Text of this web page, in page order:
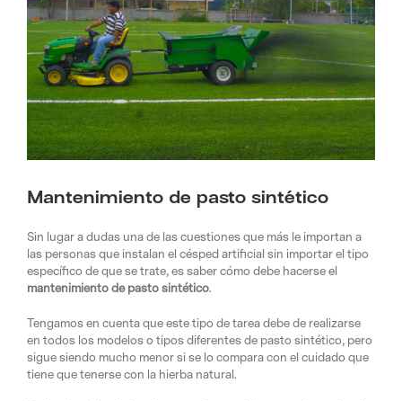
Mantenimiento de pasto sintético
Sin lugar a dudas una de las cuestiones que más le importan a
las personas que instalan el césped artificial sin importar el tipo
específico de que se trate, es saber cómo debe hacerse el
mantenimiento de pasto sintético.
Tengamos en cuenta que este tipo de tarea debe de realizarse
en todos los modelos o tipos diferentes de pasto sintético, pero
sigue siendo mucho menor si se lo compara con el cuidado que
tiene que tenerse con la hierba natural.